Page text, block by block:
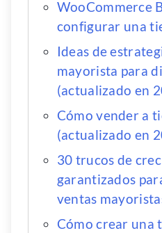
WooCommerce
configurar una
Ideas de
mayorista para
(actualizado en
Cómo vender a
(actualizado en
30 trucos de
garantizados
ventas
Cómo crear una